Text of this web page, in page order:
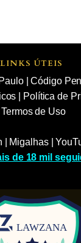
LINKS ÚTEIS
|Código
Política de
|Termos de Uso
Migalhas|
de 18 mil